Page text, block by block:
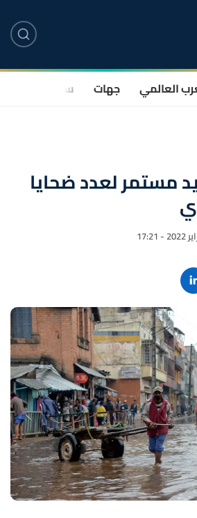
العالمي جهات سياسة
مستمر لعدد ضحايا